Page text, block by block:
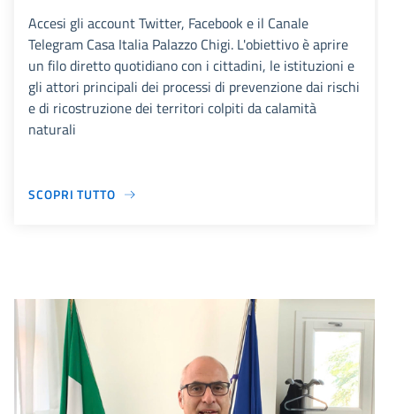
Accesi gli account Twitter, Facebook e il Canale
Telegram Casa Italia Palazzo Chigi. L'obiettivo è aprire
un filo diretto quotidiano con i cittadini, le istituzioni e
gli attori principali dei processi di prevenzione dai rischi
e di ricostruzione dei territori colpiti da calamità
naturali
SCOPRI TUTTO